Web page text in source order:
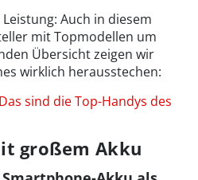
Auch in diesem
mit Topmodellen um
Übersicht zeigen wir
wirklich herausstechen:
sind die Top-Handys des
großem Akku